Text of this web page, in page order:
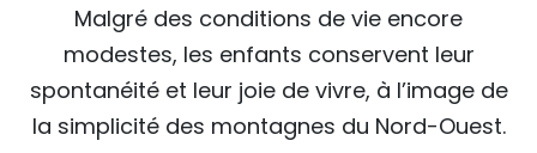
Malgré des conditions de vie encore
modestes, les enfants conservent leur
spontanéité et leur joie de vivre, à l’image de
la simplicité des montagnes du Nord-Ouest.